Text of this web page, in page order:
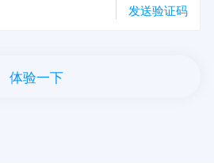
发送验证码
体验一下